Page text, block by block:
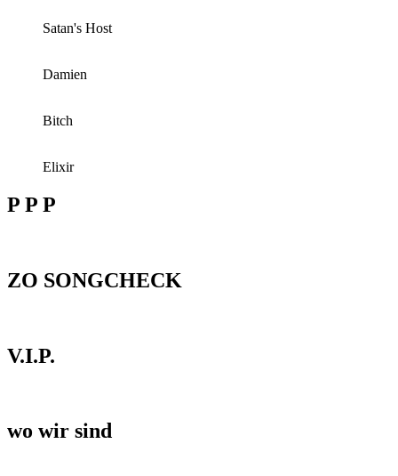
Satan's Host
Damien
Bitch
Elixir
P P P
ZO SONGCHECK
V.I.P.
wo wir sind